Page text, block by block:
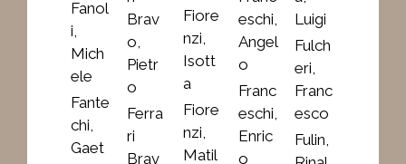
Fanol
i,
Mich
ele
Fante
chi,
Gaet
Brav
o,
Pietr
o
Ferra
ri
Brav
Fiore
nzi,
Isott
a
Fiore
nzi,
Matil
eschi,
Angel
o
Franc
eschi,
Enric
o
Luigi
Fulch
eri,
Franc
esco
Fulin,